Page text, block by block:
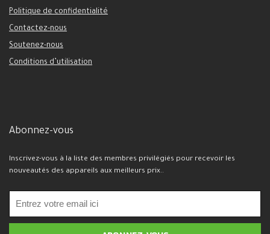
Politique de confidentialité
Contactez-nous
Soutenez-nous
Conditions d’utilisation
Abonnez-vous
Inscrivez-vous à la liste des membres privilégiés pour recevoir les
nouveautés des appareils aux meilleurs prix..